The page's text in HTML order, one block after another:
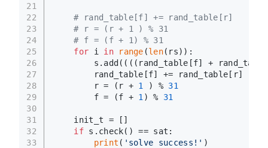
21
22
23
24
25
26
27
28
29
30
31
32
33
# rand_table[f] += rand_table[r]
# r = (r + 1 ) % 31
# f = (f + 1) % 31
for i in range (len(rs)):
s.add((((rand_table[f] +
        rand_table[f] += rand_table[r]
        r = (r +
1 ) % 31
        f = (f +
1 ) % 31
    init_t = []
if s.check() == sat:
print ( 'solve success!' )